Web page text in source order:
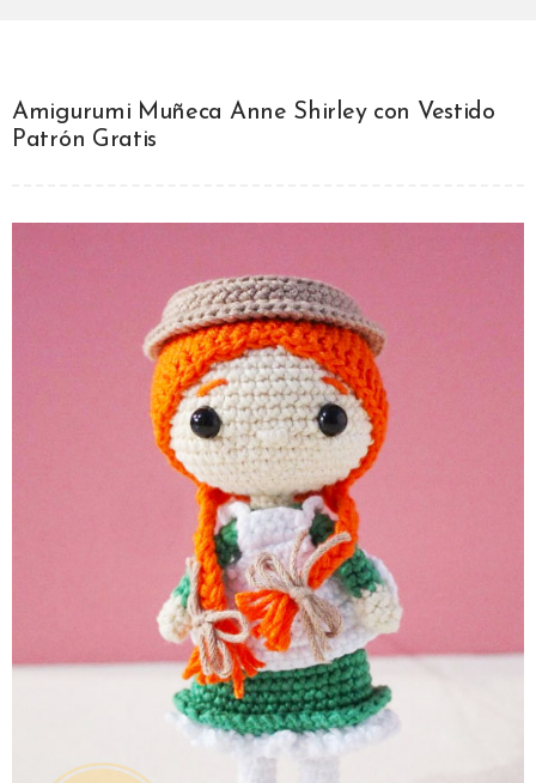
Amigurumi Muñeca Anne Shirley con Vestido
Patrón Gratis